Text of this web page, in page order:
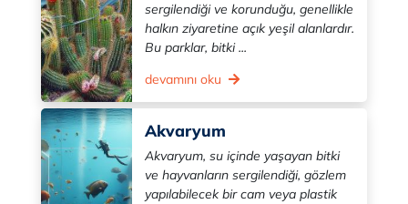
sergilendiği ve korunduğu, genellikle
halkın ziyaretine açık yeşil alanlardır.
Bu parklar, bitki ...
devamını oku
Akvaryum
Akvaryum, su içinde yaşayan bitki
ve hayvanların sergilendiği, gözlem
yapılabilecek bir cam veya plastik